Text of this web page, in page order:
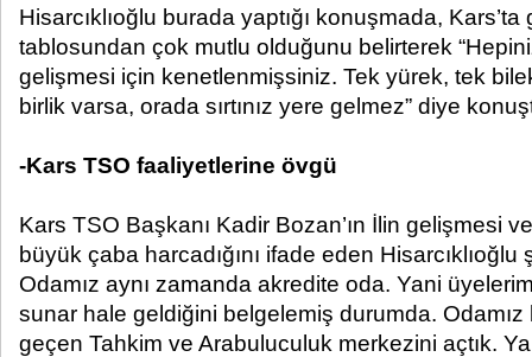
Hisarcıklıoğlu burada yaptığı konuşmada,
tablosundan çok mutlu olduğunu belirterek
gelişmesi için kenetlenmişsiniz. Tek yürek, tek
birlik varsa, orada sırtınız yere gelmez” diye
-Kars TSO faaliyetlerine övgü
Kars TSO Başkanı Kadir Bozan’ın İlin gelişmesi
büyük çaba harcadığını ifade eden Hisarcıklıoğlu
Odamız aynı zamanda akredite oda. Yani
sunar hale geldiğini belgelemiş durumda.
geçen Tahkim ve Arabuluculuk merkezini açtık.